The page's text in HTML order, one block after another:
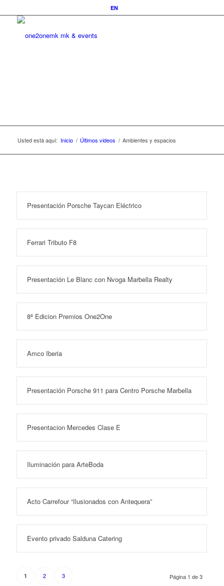
EN
Usted está aquí: Inicio / Últimos videos / Ambientes y espacios
Presentación Porsche Taycan Eléctrico
Ferrari Tributo F8
Presentación Le Blanc con Nvoga Marbella Realty
8ª Edicion Premios One2One
Amco Iberia
Presentación Porsche 911 para Centro Porsche Marbella
Presentacion Mercedes Clase E
Iluminación para ArteBoda
Acto Carrefour “Ilusionados con Antequera”
Evento privado Salduna Catering
Página 1 de 3
1 2 3